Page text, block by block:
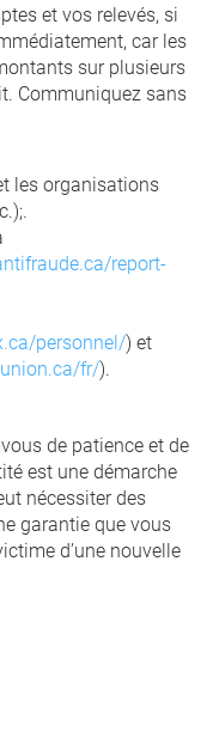
et vos relevés, si
car les
sur plusieurs
Communiquez sans
les organisations
report-
personnel/) et
fr/).
de patience et de
est une démarche
nécessiter des
garantie que vous
d’une nouvelle